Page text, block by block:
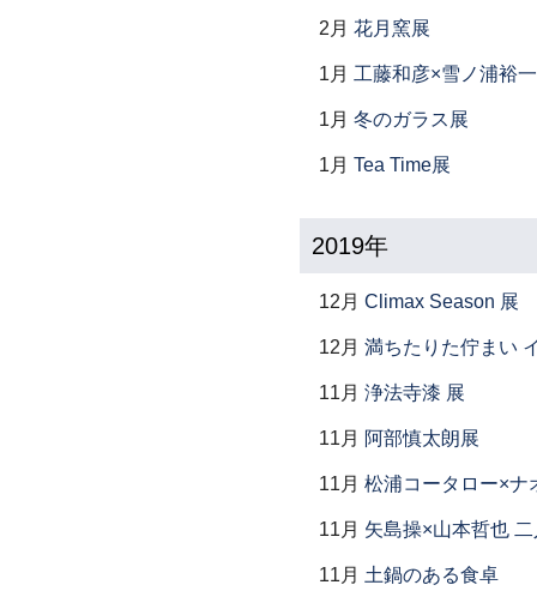
2月 花月窯展
1月 工藤和彦×雪ノ浦裕
1月 冬のガラス展
1月 Tea Time展
2019年
12月 Climax Season 展
12月 満ちたりた佇まい
11月 浄法寺漆 展
11月 阿部慎太朗展
11月 松浦コータロー×ナ
11月 矢島操×山本哲也
11月 土鍋のある食卓